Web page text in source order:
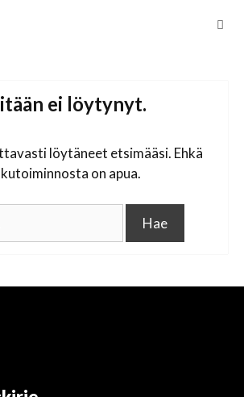
ei löytynyt.
löytäneet etsimääsi. Ehkä
on apua.